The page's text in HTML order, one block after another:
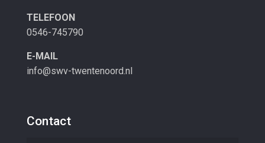
TELEFOON
0546-745790
E-MAIL
info@swv-twentenoord.nl
Contact